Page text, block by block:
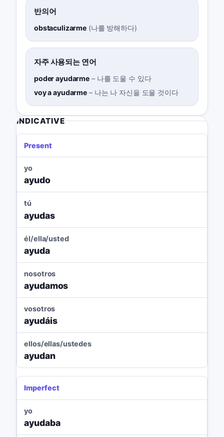
반의어
obstaculizarme (나를 방해하다)
자주 사용되는 연어
poder ayudarme – 나를 도울 수 있다
voy a ayudarme – 나는 나 자신을 도울 것이다
INDICATIVE
Present
yo
ayudo
tú
ayudas
él/ella/usted
ayuda
nosotros
ayudamos
vosotros
ayudáis
ellos/ellas/ustedes
ayudan
Imperfect
yo
ayudaba